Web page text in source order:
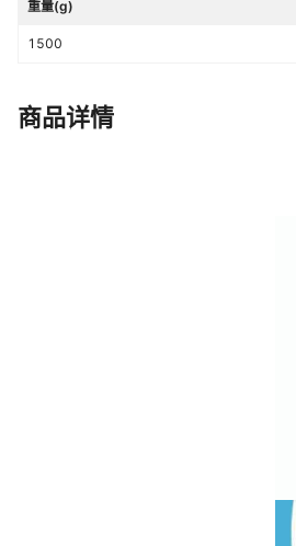
重量(g)
1500
商品详情